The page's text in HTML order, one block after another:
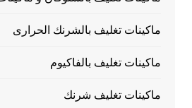
ماكينات تغليف بالشرنك الحرارى
ماكينات تغليف بالفاكيوم
ماكينات تغليف شرنك